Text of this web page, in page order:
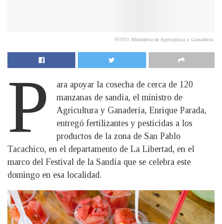
FOTO: Ministerio de Agricultura y Ganadería.
P
ara apoyar la cosecha de cerca de 120
manzanas de sandía, el ministro de
Agricultura y Ganadería, Enrique Parada,
entregó fertilizantes y pesticidas a los
productos de la zona de San Pablo
Tacachico, en el departamento de La Libertad, en el
marco del Festival de la Sandía que se celebra este
domingo en esa localidad.